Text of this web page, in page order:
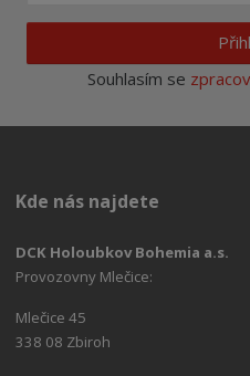
Souhlasím se
Kde nás najdete
DCK Holoubkov Bohemia a.s.
Provozovny Mlečice:
Mlečice 45
338 08 Zbiroh